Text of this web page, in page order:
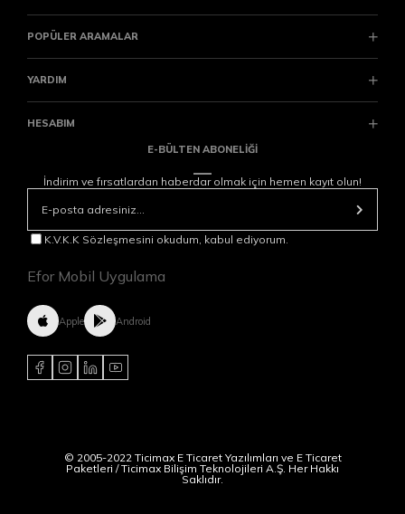
POPÜLER ARAMALAR
YARDIM
HESABIM
E-BÜLTEN ABONELİĞİ
İndirim ve fırsatlardan haberdar olmak için hemen kayıt olun!
K.V.K.K Sözleşmesini okudum, kabul ediyorum.
Efor Mobil Uygulama
Apple Android
© 2005-2022 Ticimax E Ticaret Yazılımları ve E Ticaret
Paketleri / Ticimax Bilişim Teknolojileri A.Ş. Her Hakkı
Saklıdır.